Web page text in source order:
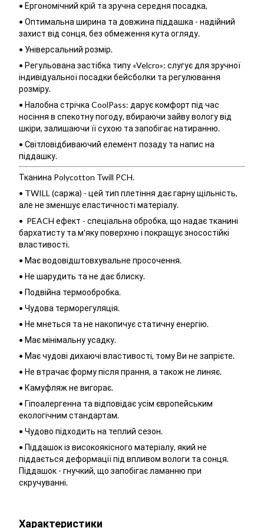
• Ергономічний крій та зручна середня посадка,
• Оптимальна ширина та довжина піддашка - надійний
захист від сонця, без обмеження кута огляду.
• Універсальний розмір.
• Регульована застібка типу «Velcro»: слугує для зручної
індивідуальної посадки бейсболки та регулювання
розміру.
• Налобна стрічка CoolPass: дарує комфорт під час
носіння в спекотну погоду, вбираючи зайву вологу від
шкіри, залишаючи її сухою та запобігає натиранню.
• Світловідбиваючий елемент позаду та напис на
піддашку.
Тканина Polycotton Twill PCH.
• TWILL (саржа) - цей тип плетіння дає гарну щільність,
але не зменшує еластичності матеріалу.
• PEACH ефект - спеціальна обробка, що надає тканині
бархатисту та м'яку поверхню і покращує зносостійкі
властивості.
• Має водовідштовхувальне просочення.
• Не шарудить та не дає блиску.
• Подвійна термообробка.
• Чудова терморегуляція.
• Не мнеться та не накопичує статичну енергію.
• Має мінімальну усадку.
• Має чудові дихаючі властивості, тому Ви не запрієте.
• Не втрачає форму після прання, а також не линяє.
• Камуфляж не вигорає.
• Гіпоалергенна та відповідає усім європейським
екологічним стандартам.
• Чудово підходить на теплий сезон.
• Піддашок із високоякісного матеріалу, який не
піддається деформації під впливом вологи та сонця.
Піддашок - гнучкий, що запобігає ламанню при
скручуванні.
Характеристики